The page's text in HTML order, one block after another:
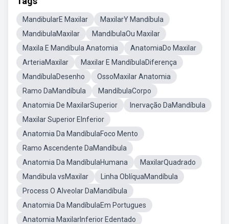
MandibularE Maxilar
MaxilarY Mandíbula
MandibulaMaxilar
MandíbulaOu Maxilar
Maxila E Mandíbula Anatomia
AnatomiaDo Maxilar
ArteriaMaxilar
Maxilar E MandíbulaDiferença
MandíbulaDesenho
OssoMaxilar Anatomia
Ramo DaMandíbula
MandíbulaCorpo
Anatomia De MaxilarSuperior
Inervação DaMandíbula
Maxilar Superior EInferior
Anatomia Da MandíbulaFoco Mento
Ramo Ascendente DaMandíbula
Anatomia Da MandíbulaHumana
MaxilarQuadrado
Mandibula vsMaxilar
Linha OblíquaMandíbula
Process O Alveolar DaMandíbula
Anatomia Da MandíbulaEm Portugues
Anatomia MaxilarInferior Edentado